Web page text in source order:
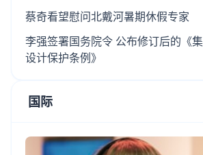
蔡奇看望慰问北戴河暑期休假专家
李强签署国务院令 公布修订后的《
设计保护条例》
国际